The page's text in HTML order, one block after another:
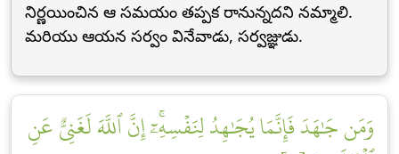
నిర్ణయించిన ఆ సమయం తప్పక రానున్నదని నమ్మాలి.
మరియు ఆయన సర్వం వినేవాడు, సర్వజ్ఞుడు.
وَمَن جَٰهَدَ فَإِنَّمَا يُجَٰهِدُ لِنَفۡسِهِۦٓۚ إِنَّ ٱللَّهَ لَغَنِيٌّ عَنِ